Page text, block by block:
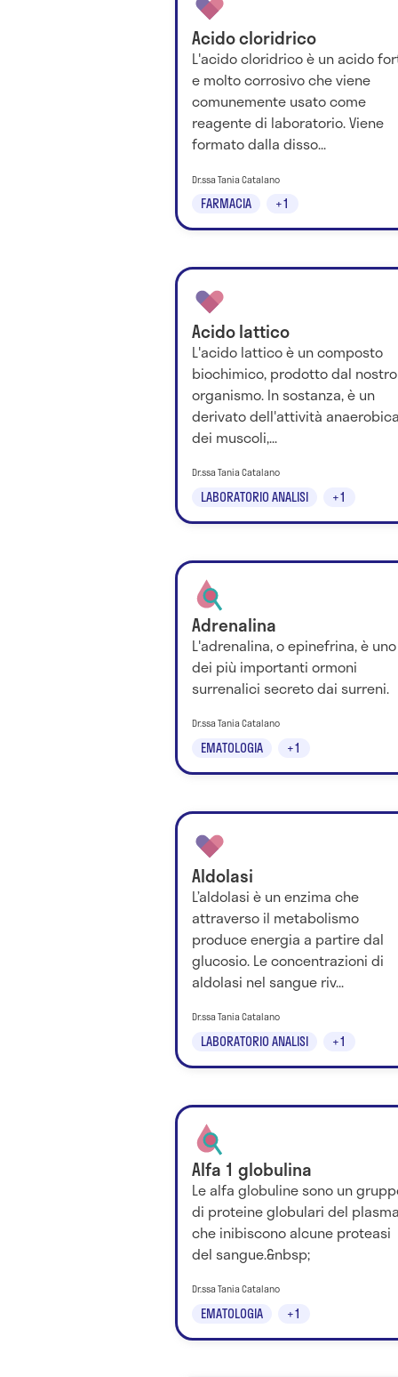
Acido cloridrico
L'acido cloridrico è un acido
e molto corrosivo che viene
comunemente usato come
reagente di laboratorio. Viene
formato dalla disso...
FARMACIA +1
Dr.ssa Tania Catalano
Acido lattico
L'acido lattico è un composto
biochimico, prodotto dal nostro
organismo. In sostanza, è un
derivato dell'attività
dei muscoli,...
LABORATORIO ANALISI +1
Dr.ssa Tania Catalano
Adrenalina
L'adrenalina, o epinefrina, è uno
dei più importanti ormoni
surrenalici secreto dai surreni.
EMATOLOGIA +1
Dr.ssa Tania Catalano
Aldolasi
L’aldolasi è un enzima che
attraverso il metabolismo
produce energia a partire dal
glucosio. Le concentrazioni di
aldolasi nel sangue riv...
LABORATORIO ANALISI +1
Dr.ssa Tania Catalano
Alfa 1 globulina
Le alfa globuline sono un
di proteine globulari del
che inibiscono alcune proteasi
del sangue.&nbsp;
EMATOLOGIA +1
Dr.ssa Tania Catalano